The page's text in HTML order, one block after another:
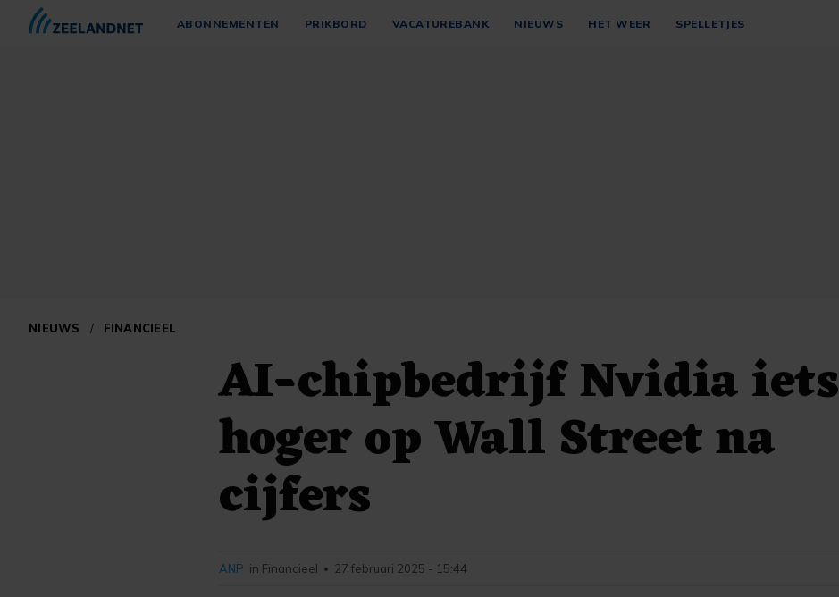
ABONNEMENTEN PRIKBORD VACATUREBANK NIEUWS HET WEER SPELLETJES
NIEUWS / FINANCIEEL
AI-chipbedrijf Nvidia iets
hoger op Wall Street na
cijfers
ANP in Financieel • 27 februari 2025 - 15:44